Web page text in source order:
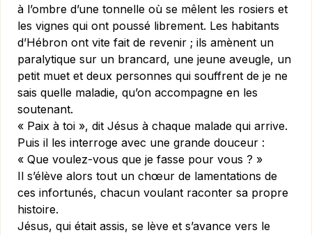
à l’ombre d’une tonnelle où se mêlent les rosiers et
les vignes qui ont poussé librement. Les habitants
d’Hébron ont vite fait de revenir ; ils amènent un
paralytique sur un brancard, une jeune aveugle, un
petit muet et deux personnes qui souffrent de je ne
sais quelle maladie, qu’on accompagne en les
soutenant.
« Paix à toi », dit Jésus à chaque malade qui arrive.
Puis il les interroge avec une grande douceur :
« Que voulez-vous que je fasse pour vous ? »
Il s’élève alors tout un chœur de lamentations de
ces infortunés, chacun voulant raconter sa propre
histoire.
Jésus, qui était assis, se lève et s’avance vers le